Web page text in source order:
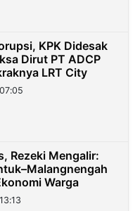
KPK Didesak
Dirut PT ADCP
LRT City
Rezeki Mengalir:
Warga